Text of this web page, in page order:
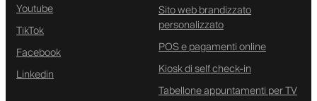
Youtube
TikTok
Facebook
Linkedin
Sito web brandizzato
personalizzato
POS e pagamenti online
Kiosk di self check-in
Tabellone appuntamenti per TV